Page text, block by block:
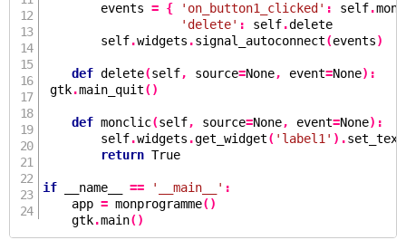
        events
= { 'on_button1_clicked' : self.
'delete' : self.
        self
.widgets .signal_autoconnect(events)
def delete(self, source=None, event=None):
gtk.main_quit()
def monclic(self, source=None, event=None):
        self
.widgets .get_widget( 'label1' ).set_text
return True
if __name__ == '__main__' :
    app
= monprogramme()
    gtk
.main()